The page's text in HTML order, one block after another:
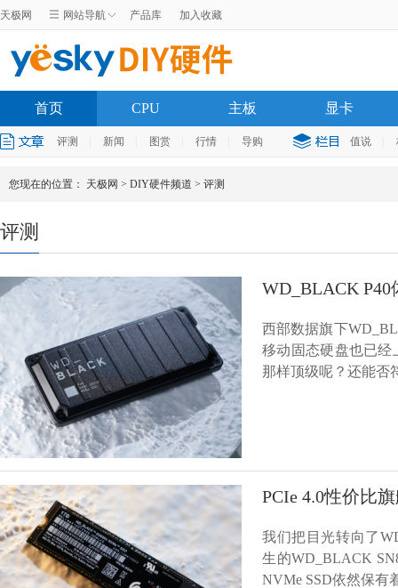
天极网 网站导航 产品库 加入收藏
首页 CPU 主板 显卡
评测 新闻 图赏 行情 导购 值说
您现在的位置： 天极网 > DIY硬件频道 > 评测
评测
WD_BLACK
西部数据旗下
移动固态硬盘也已经
那样顶级呢？还能
PCIe 4.0性价比
我们把目光转向了
生的WD_BLACK
NVMe SSD依然保